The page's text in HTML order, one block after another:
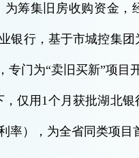
筹集旧房收购资金，
银行，基于市城控集
门为“卖旧买新”项目
仅用1个月获批湖北银
率），为全省同类项目